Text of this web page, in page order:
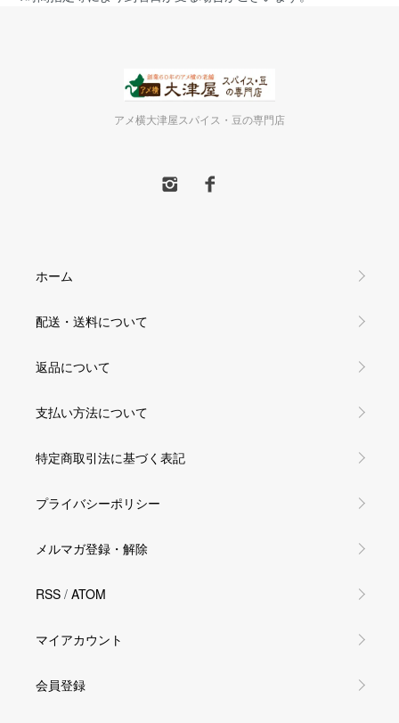
アメ横大津屋スパイス・豆の専門店
ホーム
配送・送料について
返品について
支払い方法について
特定商取引法に基づく表記
プライバシーポリシー
メルマガ登録・解除
RSS / ATOM
マイアカウント
会員登録